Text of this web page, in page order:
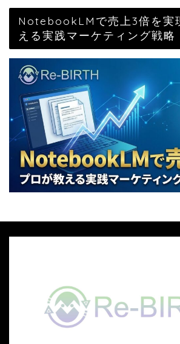
NotebookLMで売上3倍を実
える実践マーケティング戦略